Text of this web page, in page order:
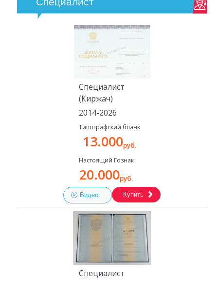
Специалист
(Киржач)
2014-2026
Типографский бланк
13.000руб.
Настоящий Гознак
20.000руб.
Видео Купить
Специалист